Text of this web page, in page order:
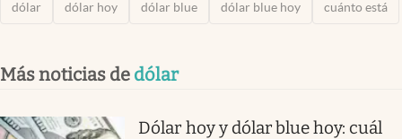
dólar dólar hoy dólar blue dólar blue hoy cuánto está
Más noticias de dólar
Dólar hoy y dólar blue hoy: cuál